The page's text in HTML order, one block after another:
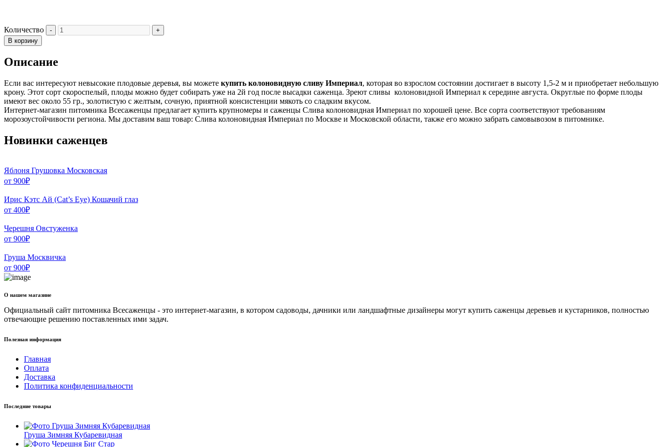
Количество
В корзину
Описание
Если вас интересуют невысокие плодовые деревья, вы можете купить колоновидную сливу Империал, которая во взрослом состоянии достигает в высоту 1,5-2 м и приобретает небольшую
крону. Этот сорт скороспелый, плоды можно будет собирать уже на 2й год после высадки саженца. Зреют сливы колоновидной Империал к середине августа. Округлые по форме плоды
имеют вес около 55 гр., золотистую с желтым, сочную, приятной консистенции мякоть со сладким вкусом.
Интернет-магазин питомника Всесаженцы предлагает купить крупномеры и саженцы Слива колоновидная Империал по хорошей цене. Все сорта соответствуют требованиям
морозоустойчивости региона. Мы доставим ваш товар: Слива колоновидная Империал по Москве и Московской области, также его можно забрать самовывозом в питомнике.
Новинки саженцев
Яблоня Грушовка Московская
от 900₽
Ирис Кэтс Ай (Cat’s Eye) Кошачий глаз
от 400₽
Черешня Овстуженка
от 900₽
Груша Москвичка
от 900₽
О нашем магазине
Официальный сайт питомника Всесаженцы - это интернет-магазин, в котором садоводы, дачники или ландшафтные дизайнеры могут купить саженцы деревьев и кустарников, полностью
отвечающие решению поставленных ими задач.
Полезная информация
Главная
Оплата
Доставка
Политика конфиденциальности
Последние товары
Груша Зимняя Кубаревидная